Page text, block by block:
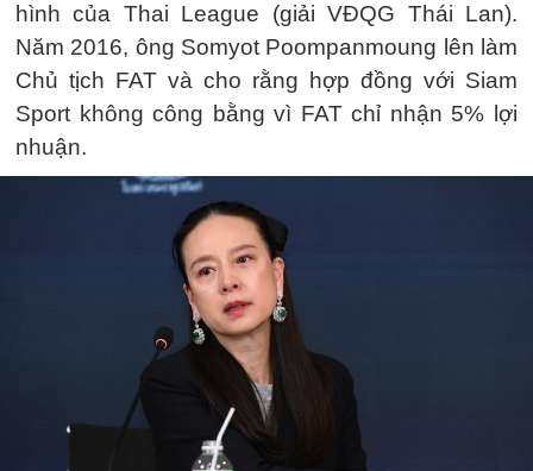
hình của Thai League (giải VĐQG Thái Lan).
Năm 2016, ông Somyot Poompanmoung lên làm
Chủ tịch FAT và cho rằng hợp đồng với Siam
Sport không công bằng vì FAT chỉ nhận 5% lợi
nhuận.